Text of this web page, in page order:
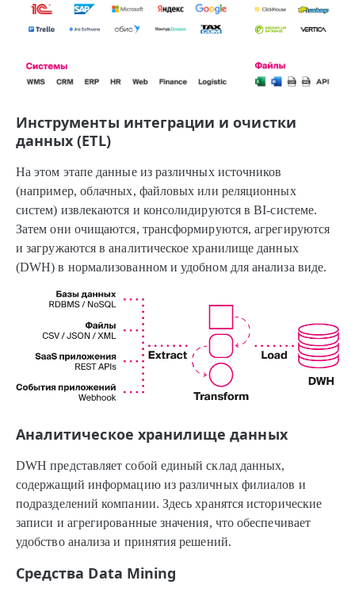
Инструменты интеграции и очистки
данных (ETL)
На этом этапе данные из различных источников
(например, облачных, файловых или реляционных
систем) извлекаются и консолидируются в BI-системе.
Затем они очищаются, трансформируются, агрегируются
и загружаются в аналитическое хранилище данных
(DWH) в нормализованном и удобном для анализа виде.
Аналитическое хранилище данных
DWH представляет собой единый склад данных,
содержащий информацию из различных филиалов и
подразделений компании. Здесь хранятся исторические
записи и агрегированные значения, что обеспечивает
удобство анализа и принятия решений.
Средства Data Mining